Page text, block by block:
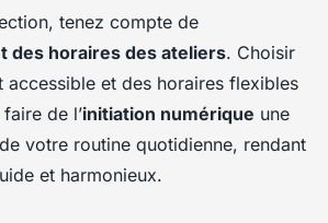
tenez compte de
des horaires des ateliers. Choisir
accessible et des horaires flexibles
de l’initiation numérique une
votre routine quotidienne, rendant
et harmonieux.